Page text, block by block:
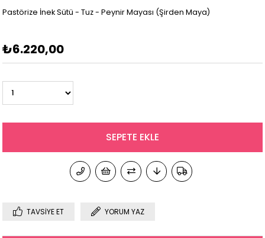
Pastörize İnek Sütü - Tuz - Peynir Mayası (Şirden Maya)
₺6.220,00
TAVSIYE ET YORUM YAZ